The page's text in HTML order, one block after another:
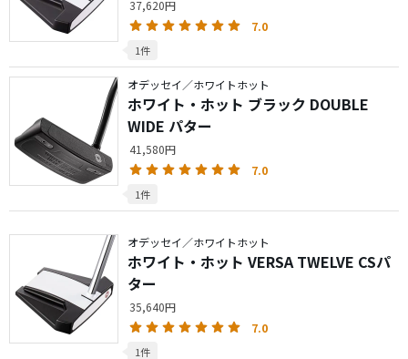
37,620円
7.0
1件
オデッセイ／ホワイトホット
ホワイト・ホット ブラック DOUBLE
WIDE パター
41,580円
7.0
1件
オデッセイ／ホワイトホット
ホワイト・ホット VERSA TWELVE CSパ
ター
35,640円
7.0
1件